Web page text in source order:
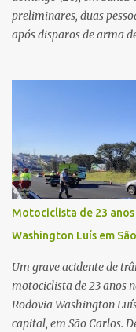
preliminares, duas
após disparos de arma
diversos disparos.
três pessoas foram
foram divulgadas
feridos. Equipes da
ocorrência e isolaram a
última atualização,
Civil investigará a
circunstâncias do crime.
Motociclista de 23
Washington Luís em
Um grave acidente de
motociclista de 23 anos
Rodovia Washington
capital, em São Carlos.